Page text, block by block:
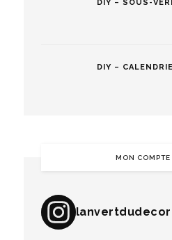
DIY – SOUS-
DIY –
MON
lanvertdudecor